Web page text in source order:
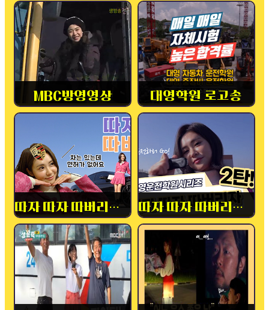
MBC방영영상 대영학원 로고송
따자 따자 따버리자! 1탄 따자 따자 따버리자! 2탄